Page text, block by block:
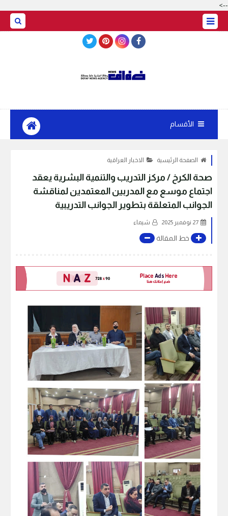
-->
الأقسام
الصفحة الرئيسية الاخبار العراقية
صحة الكرخ / مركز التدريب والتنمية البشرية يعقد
اجتماع موسع مع المدربين المعتمدين لمناقشة
الجوانب المتعلقة بتطوير الجوانب التدريبية
27 نوفمبر 2025 شيماء
خط المقالة